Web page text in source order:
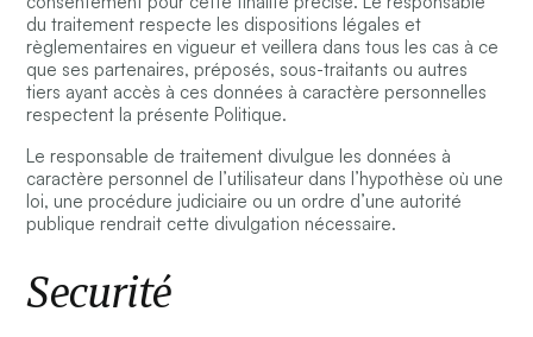
du traitement respecte les dispositions légales et
règlementaires en vigueur et veillera dans tous les cas à ce
que ses partenaires, préposés, sous-traitants ou autres
tiers ayant accès à ces données à caractère personnelles
respectent la présente Politique.
Le responsable de traitement divulgue les données à
caractère personnel de l’utilisateur dans l’hypothèse où une
loi, une procédure judiciaire ou un ordre d’une autorité
publique rendrait cette divulgation nécessaire.
Securité